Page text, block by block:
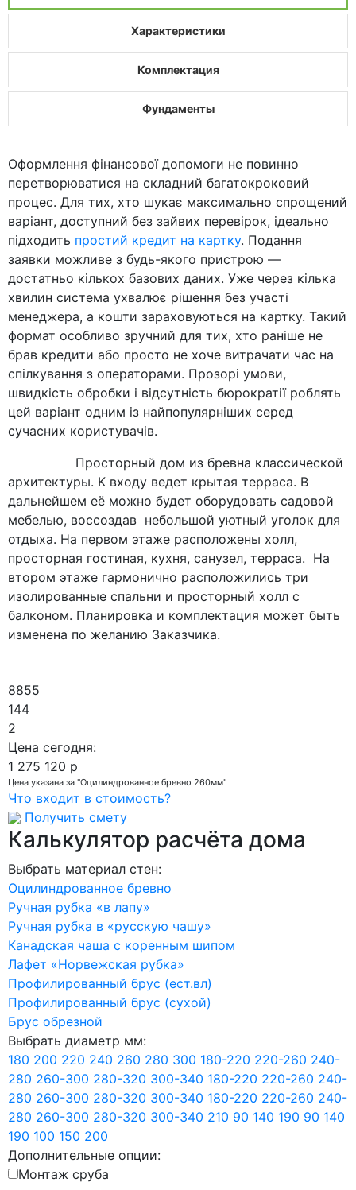
Характеристики
Комплектация
Фундаменты
Оформлення фінансової допомоги не повинно
перетворюватися на складний багатокроковий
процес. Для тих, хто шукає максимально спрощений
варіант, доступний без зайвих перевірок, ідеально
підходить простий кредит на картку. Подання
заявки можливе з будь-якого пристрою —
достатньо кількох базових даних. Уже через кілька
хвилин система ухвалює рішення без участі
менеджера, а кошти зараховуються на картку. Такий
формат особливо зручний для тих, хто раніше не
брав кредити або просто не хоче витрачати час на
спілкування з операторами. Прозорі умови,
швидкість обробки і відсутність бюрократії роблять
цей варіант одним із найпопулярніших серед
сучасних користувачів.
Просторный дом из бревна классической
архитектуры. К входу ведет крытая терраса. В
дальнейшем её можно будет оборудовать садовой
мебелью, воссоздав небольшой уютный уголок для
отдыха. На первом этаже расположены холл,
просторная гостиная, кухня, санузел, терраса. На
втором этаже гармонично расположились три
изолированные спальни и просторный холл с
балконом. Планировка и комплектация может быть
изменена по желанию Заказчика.
картку онлайн в Україні. Ніяких дзвінків родичам і
8855
144
2
Цена сегодня:
1 275 120 р
Цена указана за "Оцилиндрованное бревно 260мм"
Что входит в стоимость?
Получить смету
Калькулятор расчёта дома
Выбрать материал стен:
Оцилиндрованное бревно
Ручная рубка «в лапу»
Ручная рубка в «русскую чашу»
Канадская чаша с коренным шипом
Лафет «Норвежская рубка»
Профилированный брус (ест.вл)
Профилированный брус (сухой)
Брус обрезной
Выбрать диаметр мм:
180 200 220 240 260 280 300 180-220 220-260 240-
280 260-300 280-320 300-340 180-220 220-260 240-
280 260-300 280-320 300-340 180-220 220-260 240-
280 260-300 280-320 300-340 210 90 140 190 90 140
190 100 150 200
Дополнительные опции:
Монтаж сруба